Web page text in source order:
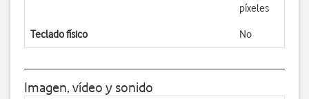
píxeles
Teclado físico No
Imagen, vídeo y sonido